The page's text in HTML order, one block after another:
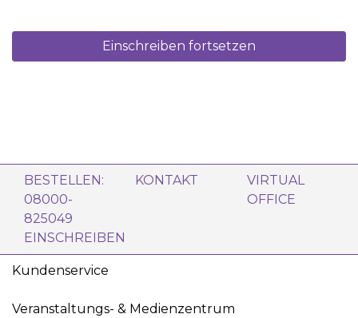
stimulierend wenn man sie einem Bad hinzufügt.</p>
Einschreiben fortsetzen
BESTELLEN:
08000-
825049
KONTAKT
VIRTUAL
OFFICE
EINSCHREIBEN
Kundenservice
Veranstaltungs- & Medienzentrum